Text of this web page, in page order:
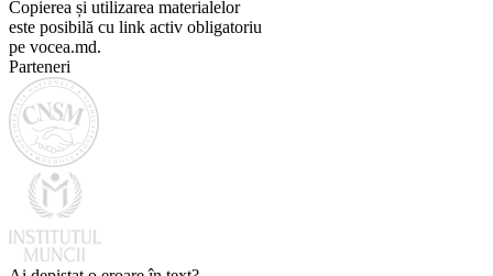
Copierea și utilizarea materialelor
este posibilă cu link activ obligatoriu
pe vocea.md.
Parteneri